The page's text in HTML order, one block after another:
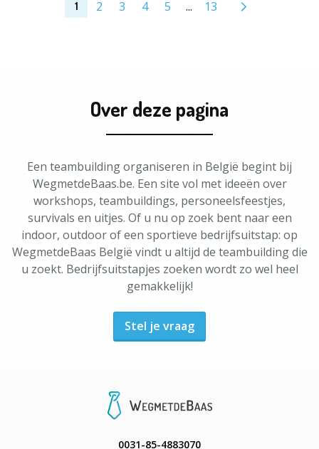
1 2 3 4 5 ... 13
Over deze pagina
Een teambuilding organiseren in België begint bij
WegmetdeBaas.be. Een site vol met ideeën over
workshops, teambuildings, personeelsfeestjes,
survivals en uitjes. Of u nu op zoek bent naar een
indoor, outdoor of een sportieve bedrijfsuitstap: op
WegmetdeBaas België vindt u altijd de teambuilding die
u zoekt. Bedrijfsuitstapjes zoeken wordt zo wel heel
gemakkelijk!
Stel je vraag
0031-85-4883070